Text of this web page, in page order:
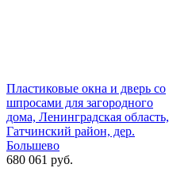
Пластиковые окна и дверь со
шпросами для загородного
дома, Ленинградская область,
Гатчинский район, дер.
Большево
680 061 руб.